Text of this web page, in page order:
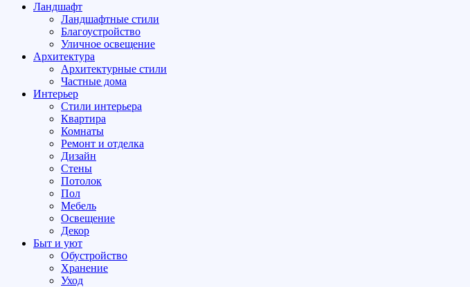
Ландшафт
Ландшафтные стили
Благоустройство
Уличное освещение
Архитектура
Архитектурные стили
Частные дома
Интерьер
Стили интерьера
Квартира
Комнаты
Ремонт и отделка
Дизайн
Стены
Потолок
Пол
Мебель
Освещение
Декор
Быт и уют
Обустройство
Хранение
Уход